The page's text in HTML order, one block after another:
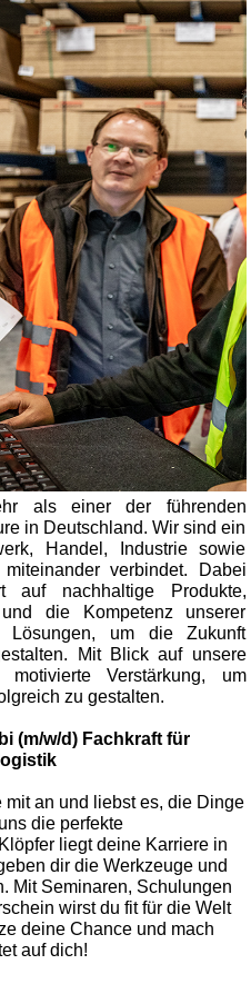
als einer der führenden
in Deutschland. Wir sind ein
Handel, Industrie sowie
verbindet. Dabei
auf nachhaltige Produkte,
die Kompetenz unserer
Lösungen, um die Zukunft
Mit Blick auf unsere
motivierte Verstärkung, um
zu gestalten.
(m/w/d) Fachkraft für
an und liebst es, die Dinge
die perfekte
liegt deine Karriere in
dir die Werkzeuge und
Mit Seminaren, Schulungen
wirst du fit für die Welt
deine Chance und mach
auf dich!